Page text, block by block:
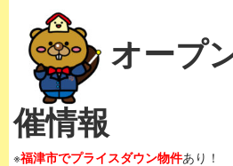
オープ
催情報
※福津市でプライスダウン物件あり！